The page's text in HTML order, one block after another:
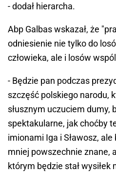
- dodał hierarcha.
Abp Galbas wskazał, że
odniesienie nie tylko do
człowieka, ale i losów
- Będzie pan podczas
szczęść polskiego narodu,
słusznym uczuciem dumy,
spektakularne, jak choćby
imionami Iga i Sławosz,
mniej powszechnie znane,
którym będzie stał wysiłek